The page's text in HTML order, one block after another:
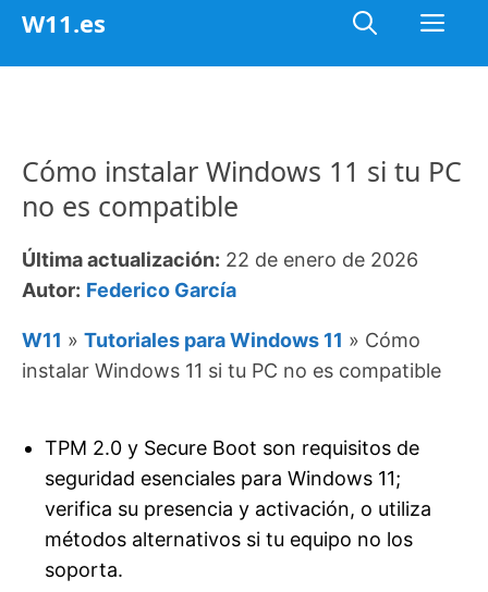
Saltar
W11.es
Cómo instalar Windows 11 si tu PC
no es compatible
Última actualización: 22 de enero de 2026
Autor: Federico García
W11 » Tutoriales para Windows 11 » Cómo
instalar Windows 11 si tu PC no es compatible
TPM 2.0 y Secure Boot son requisitos de
seguridad esenciales para Windows 11;
verifica su presencia y activación, o utiliza
métodos alternativos si tu equipo no los
soporta.